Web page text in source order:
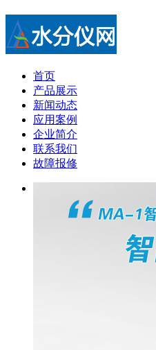
首页
产品展示
新闻动态
应用案例
企业简介
联系我们
故障报修